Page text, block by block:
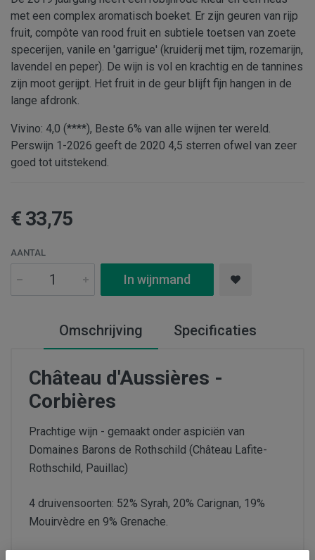
met een complex aromatisch boeket. Er zijn geuren van rijp
fruit, compôte van rood fruit en subtiele toetsen van zoete
specerijen, vanile en 'garrigue' (kruiderij met tijm, rozemarijn,
lavendel en peper). De wijn is vol en krachtig en de tannines
zijn moot gerijpt. Het fruit in de geur blijft fijn hangen in de
lange afdronk.
Vivino: 4,0 (****), Beste 6% van alle wijnen ter wereld.
Perswijn 1-2026 geeft de 2020 4,5 sterren ofwel van zeer
goed tot uitstekend.
€ 33,75
AANTAL
In wijnmand
Omschrijving Specificaties
Château d'Aussières -
Corbières
Prachtige wijn - gemaakt onder aspiciën van
Domaines Barons de Rothschild (Château Lafite-
Rothschild, Pauillac)
4 druivensoorten: 52% Syrah, 20% Carignan, 19%
Mouirvèdre en 9% Grenache.